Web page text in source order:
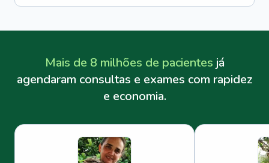
Mais de 8 milhões de pacientes já
agendaram consultas e exames com rapidez
e economia.